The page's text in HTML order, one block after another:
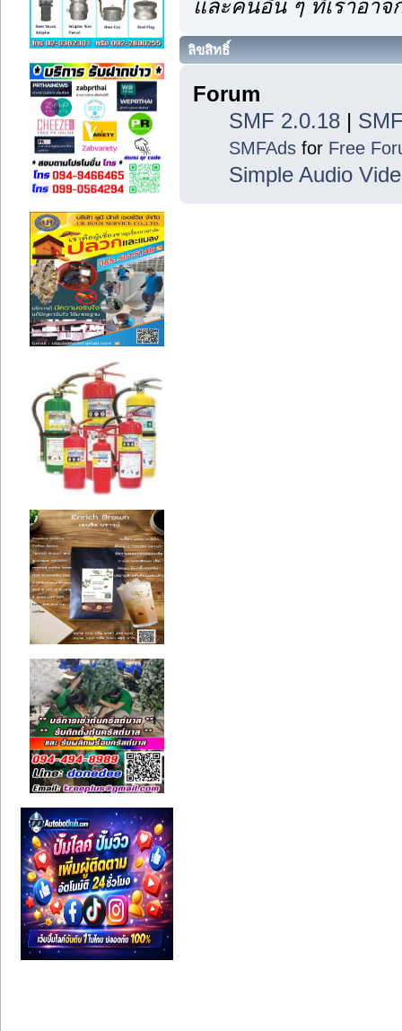
และคนอื่น ๆ ที่เราอา
ลิขสิทธิ์
Forum
SMF 2.0.18|
SMFAdsfor Free
Simple Audio